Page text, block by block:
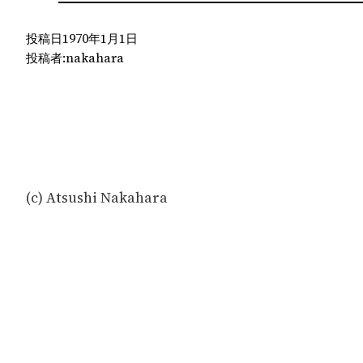
投稿日1970年1月1日
投稿者:nakahara
(c) Atsushi Nakahara